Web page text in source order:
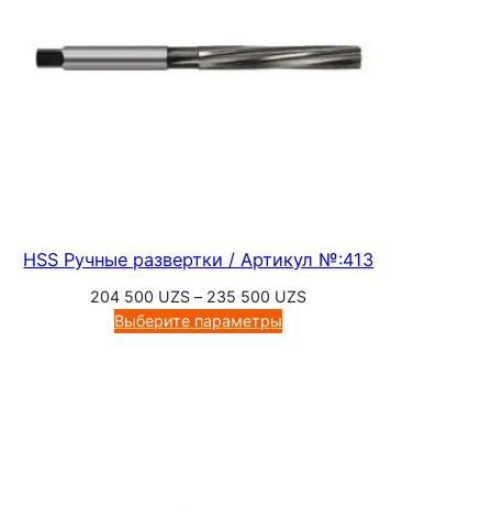
HSS Ручные развертки / Артикул №:413
204 500 UZS – 235 500 UZSДиапазон
Выберите параметры